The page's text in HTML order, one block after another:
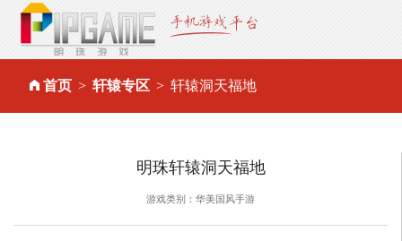
首页 轩辕专区 轩辕洞天福地
明珠轩辕洞天福地
游戏类别：华美国风手游